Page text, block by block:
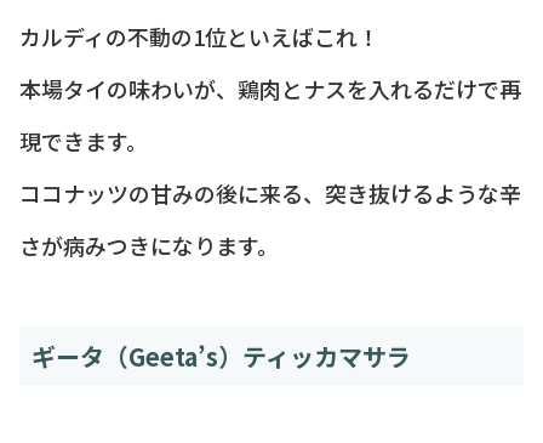
カルディの不動の1位といえばこれ！
本場タイの味わいが、鶏肉とナスを入れるだけで再
現できます。
ココナッツの甘みの後に来る、突き抜けるような辛
さが病みつきになります。
ギータ（Geeta’s）ティッカマサラ